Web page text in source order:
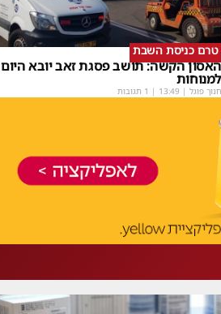
טרם כניסת השבת
האסון הקשה: תושב פסגת זאב יובא היום
למנוחות
חנוך פוגל |
13:49 | 1 תגובות